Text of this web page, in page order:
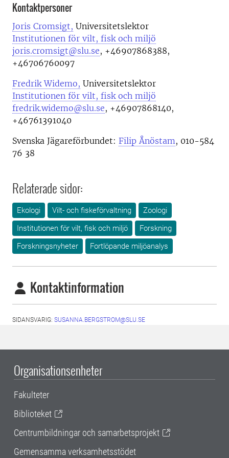
Kontaktpersoner
Joris Cromsigt, Universitetslektor
Institutionen för vilt, fisk och miljö
joris.cromsigt@slu.se, +46907868388,
+46706760097
Fredrik Widemo, Universitetslektor
Institutionen för vilt, fisk och miljö
fredrik.widemo@slu.se, +46907868140,
+46761391040
Svenska Jägareförbundet: Filip Ånöstam, 010-584
76 38
Relaterade sidor:
Ekologi Vilt- och fiskeförvaltning
Zoologi
Institutionen för vilt, fisk och miljö
Forskning
Forskningsnyheter
Fortlöpande miljöanalys
Kontaktinformation
SIDANSVARIG: SUSANNA.BERGSTROM@SLU.SE
Organisationsenheter
Fakulteter
Biblioteket
Centrumbildningar och samarbetsprojekt
Gemensamma verksamhetsstödet